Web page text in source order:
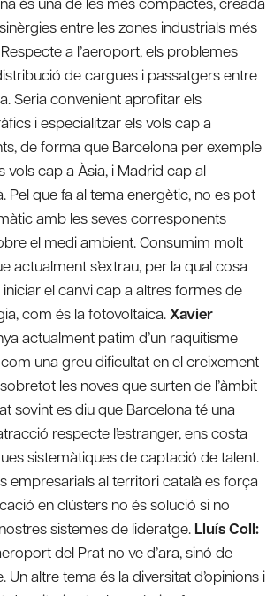
entre les zones industrials més
a l’aeroport, els problemes
de cargues i passatgers entre
Seria convenient aprofitar els
i especialitzar els vols cap a
de forma que Barcelona per exemple
vols cap a Àsia, i Madrid cap al
Pel que fa al tema energètic, no es pot
amb les seves corresponents
el medi ambient. Consumim molt
actualment s’extrau, per la qual cosa
el canvi cap a altres formes de
com és la fotovoltaica.Xavier
actualment patim d’un raquitisme
una greu dificultat en el creixement
les noves que surten de l’àmbit
sovint es diu que Barcelona té una
respecte l’estranger, ens costa
sistemàtiques de captació de talent.
empresarials al territori català es força
en clústers no és solució si no
sistemes de lideratge. Lluís Coll:
del Prat no ve d’ara, sinó de
Un altre tema és la diversitat d’opinions i